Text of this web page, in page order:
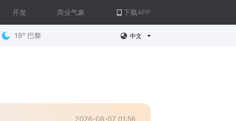
开发 商业气象 下载APP
19° 巴黎 中文
2026-08-07 01:56